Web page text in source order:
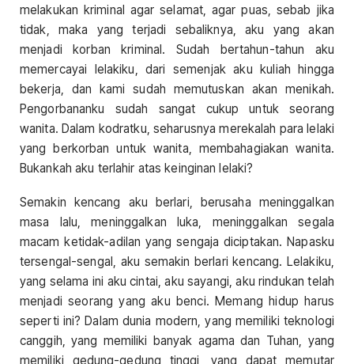
melakukan kriminal agar selamat, agar puas, sebab jika
tidak, maka yang terjadi sebaliknya, aku yang akan
menjadi korban kriminal. Sudah bertahun-tahun aku
memercayai lelakiku, dari semenjak aku kuliah hingga
bekerja, dan kami sudah memutuskan akan menikah.
Pengorbananku sudah sangat cukup untuk seorang
wanita. Dalam kodratku, seharusnya merekalah para lelaki
yang berkorban untuk wanita, membahagiakan wanita.
Bukankah aku terlahir atas keinginan lelaki?
Semakin kencang aku berlari, berusaha meninggalkan
masa lalu, meninggalkan luka, meninggalkan segala
macam ketidak-adilan yang sengaja diciptakan. Napasku
tersengal-sengal, aku semakin berlari kencang. Lelakiku,
yang selama ini aku cintai, aku sayangi, aku rindukan telah
menjadi seorang yang aku benci. Memang hidup harus
seperti ini? Dalam dunia modern, yang memiliki teknologi
canggih, yang memiliki banyak agama dan Tuhan, yang
memiliki gedung-gedung tinggi, yang dapat memutar